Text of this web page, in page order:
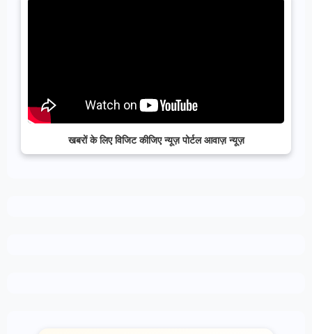
खबरों के लिए विजिट कीजिए न्यूज़ पोर्टल आवाज़ न्यूज़